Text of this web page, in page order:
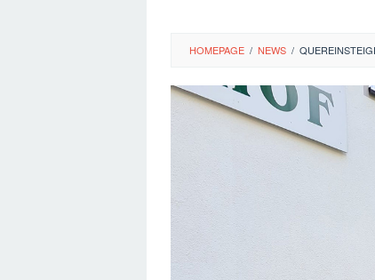
HOMEPAGE / NEWS /